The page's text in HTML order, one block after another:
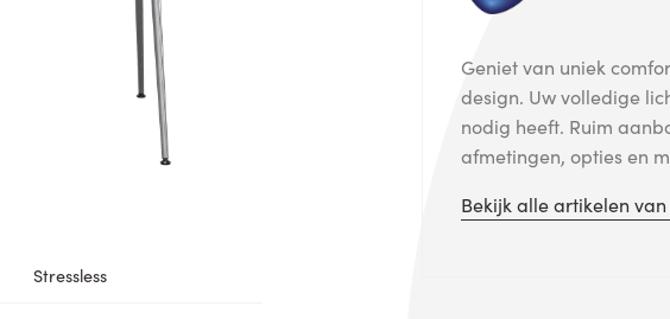
Stressless
Geniet van uniek
design. Uw volledige
nodig heeft. Ruim
afmetingen, opties en
Bekijk alle artikelen van